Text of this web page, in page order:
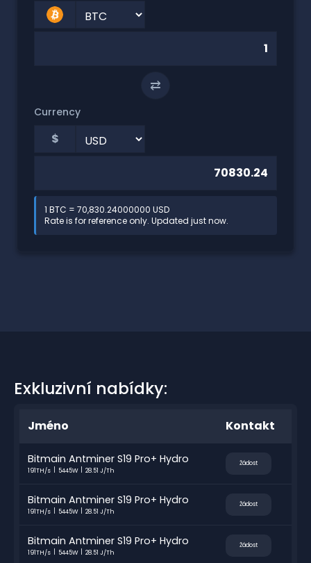
⇄
Currency
$
1 BTC = 70,830.24000000 USD
Rate is for reference only. Updated just now.
Exkluzivní nabídky:
Jméno Kontakt
Bitmain Antminer S19 Pro+ Hydro
191TH/s 5445W 28.51 J/Th
Žádost
Bitmain Antminer S19 Pro+ Hydro
191TH/s 5445W 28.51 J/Th
Žádost
Bitmain Antminer S19 Pro+ Hydro
191TH/s 5445W 28.51 J/Th
Žádost